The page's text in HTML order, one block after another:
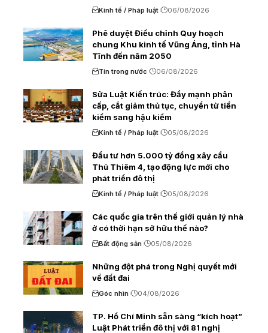
Kinh tế / Pháp luật 06/08/2026
Phê duyệt Điều chỉnh Quy hoạch
chung Khu kinh tế Vũng Áng, tỉnh Hà
Tĩnh đến năm 2050
Tin trong nước 06/08/2026
Sửa Luật Kiến trúc: Đẩy mạnh phân
cấp, cắt giảm thủ tục, chuyển từ tiền
kiểm sang hậu kiểm
Kinh tế / Pháp luật 05/08/2026
Đầu tư hơn 5.000 tỷ đồng xây cầu
Thủ Thiêm 4, tạo động lực mới cho
phát triển đô thị
Kinh tế / Pháp luật 05/08/2026
Các quốc gia trên thế giới quản lý nhà
ở có thời hạn sở hữu thế nào?
Bất động sản 05/08/2026
Những đột phá trong Nghị quyết mới
về đất đai
Góc nhìn 04/08/2026
TP. Hồ Chí Minh sẵn sàng “kích hoạt”
Luật Phát triển đô thị với 81 nghị